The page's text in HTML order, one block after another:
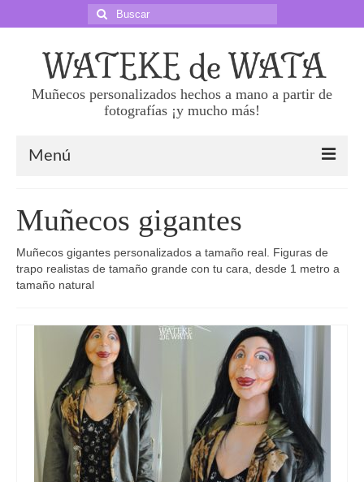
Buscar
por:
Muñecos personalizados hechos a mano a partir de
fotografías ¡y mucho más!
Menú
Precios
Haz tu pedido
Superklones 50 cm
Mini Yo 45 cm
Mini Yo 30 cm
Muñecos de boda
Muñecos infantiles
Muñecos gigantes
Muñecos gigantes personalizados a tamaño real. Figuras de
trapo realistas de tamaño grande con tu cara, desde 1 metro a
tamaño natural